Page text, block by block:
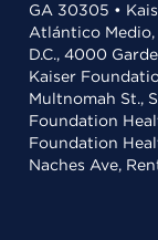
GA 30305 •
Atlántico Medio,
D.C., 4000
Kaiser
Multnomah St.,
Foundation
Foundation
Naches Ave,